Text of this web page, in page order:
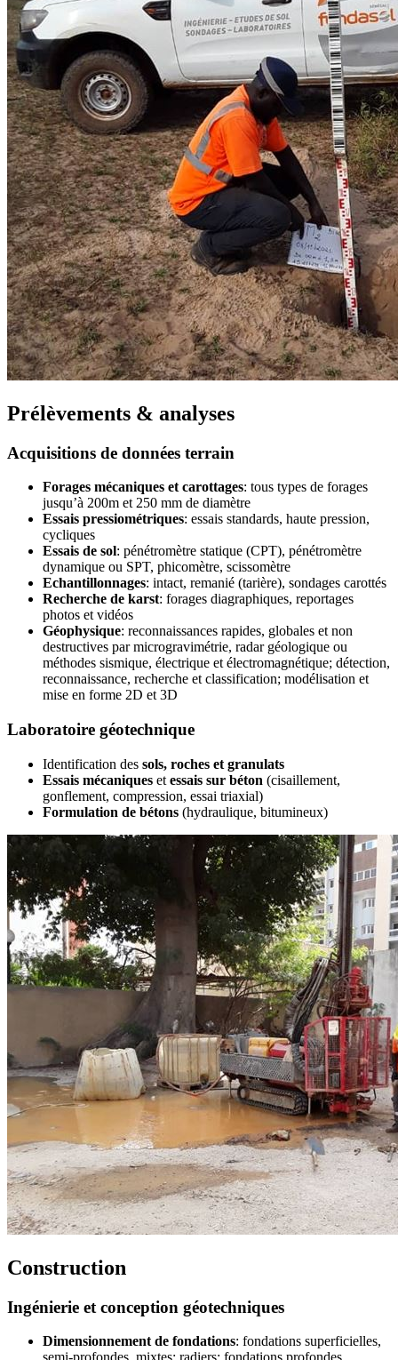
Prélèvements & analyses
Acquisitions de données terrain
Forages mécaniques et carottages: tous types de forages
jusqu’à 200m et 250 mm de diamètre
Essais pressiométriques: essais standards, haute pression,
cycliques
Essais de sol: pénétromètre statique (CPT), pénétromètre
dynamique ou SPT, phicomètre, scissomètre
Echantillonnages: intact, remanié (tarière), sondages carottés
Recherche de karst: forages diagraphiques, reportages
photos et vidéos
Géophysique: reconnaissances rapides, globales et non
destructives par microgravimétrie, radar géologique ou
méthodes sismique, électrique et électromagnétique; détection,
reconnaissance, recherche et classification; modélisation et
mise en forme 2D et 3D
Laboratoire géotechnique
Identification des sols, roches et granulats
Essais mécaniques et essais sur béton (cisaillement,
gonflement, compression, essai triaxial)
Formulation de bétons (hydraulique, bitumineux)
Construction
Ingénierie et conception géotechniques
Dimensionnement de fondations: fondations superficielles,